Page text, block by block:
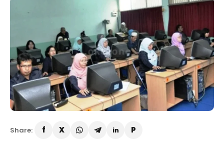
Share: